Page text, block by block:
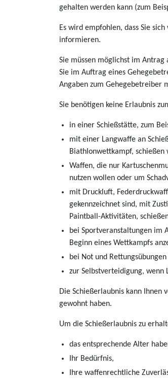
gehalten werden kann (zum
Es wird empfohlen, dass Sie
informieren.
Sie müssen möglichst im Antrag
Sie im Auftrag eines
Angaben zum Gehegebetreiber
Sie benötigen keine Erlaubnis
in einer Schießstätte, zum
mit einer Langwaffe an
Biathlonwettkampf, schießen
Waffen, die nur
nutzen wollen oder um
mit Druckluft,
gekennzeichnet sind, mit
Paintball-Aktivitäten,
bei Sportveranstaltungen im
Beginn eines Wettkampfs
bei Not und
zur Selbstverteidigung, wenn
Die Schießerlaubnis kann Ihnen
gewohnt haben.
Um die Schießerlaubnis zu
das entsprechende Alter
Ihr Bedürfnis,
Ihre waffenrechtliche